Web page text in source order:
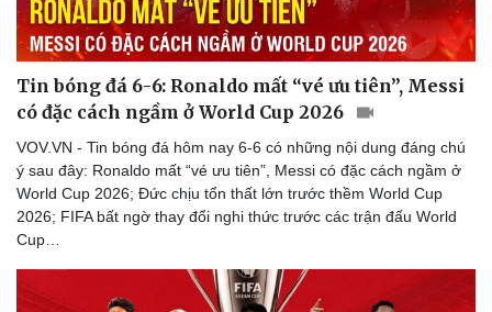
Thể thao
Bóng đá
Lịch thi đấu bóng đá
Thế giới thể thao
eSports
Hậu trường
Ô tô - Xe máy
Ô tô
Xe máy
Tư vấn
Tin bóng đá 6-6: Ronaldo mất “vé ưu tiên”, Messi
có đặc cách ngầm ở World Cup 2026
VOV.VN - Tin bóng đá hôm nay 6-6 có những nội dung đáng chú
ý sau đây: Ronaldo mất “vé ưu tiên”, Messi có đặc cách ngầm ở
World Cup 2026; Đức chịu tổn thất lớn trước thềm World Cup
2026; FIFA bất ngờ thay đổi nghi thức trước các trận đấu World
Cup…